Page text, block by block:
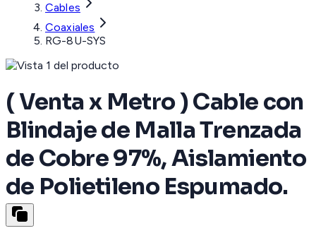
Cables
Coaxiales
RG-8U-SYS
( Venta x Metro ) Cable con
Blindaje de Malla Trenzada
de Cobre 97%, Aislamiento
de Polietileno Espumado.